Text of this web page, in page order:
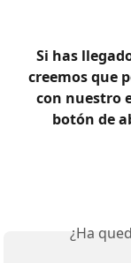
Si has
creemos que
con nuestro
botón de
¿Ha